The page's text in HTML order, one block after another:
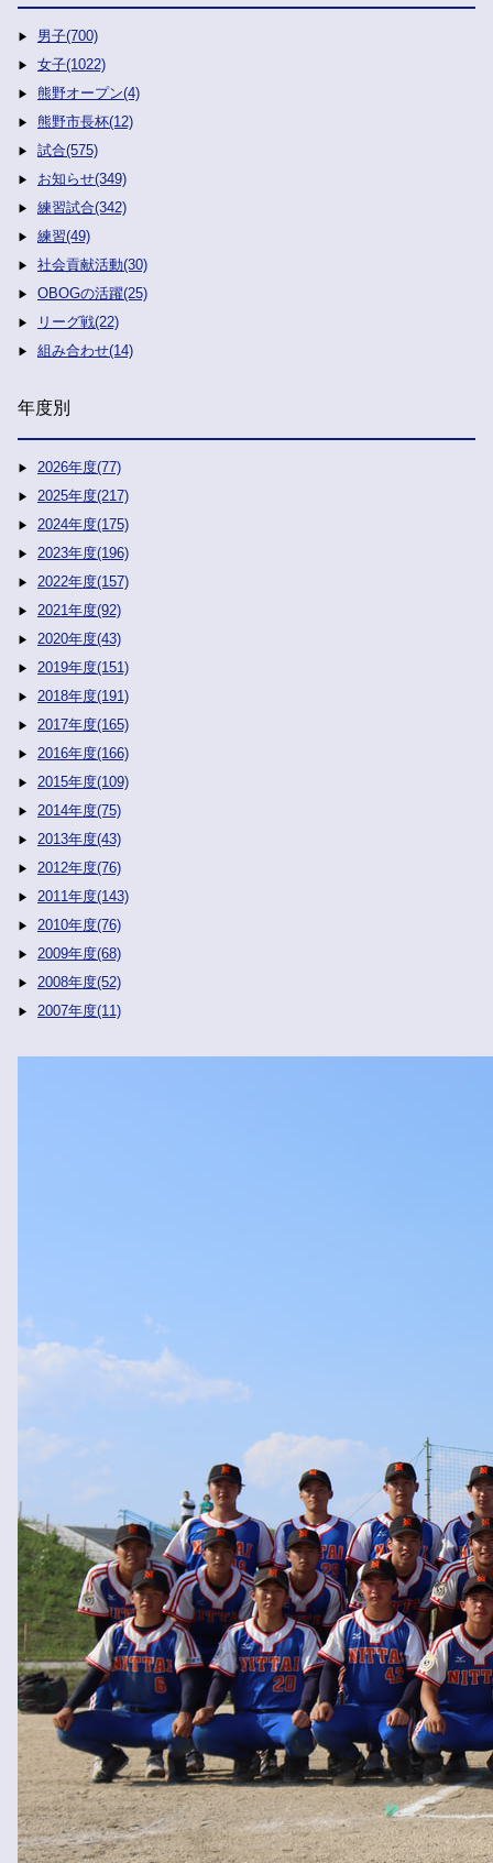
男子(700)
女子(1022)
熊野オープン(4)
熊野市長杯(12)
試合(575)
お知らせ(349)
練習試合(342)
練習(49)
社会貢献活動(30)
OBOGの活躍(25)
リーグ戦(22)
組み合わせ(14)
年度別
2026年度(77)
2025年度(217)
2024年度(175)
2023年度(196)
2022年度(157)
2021年度(92)
2020年度(43)
2019年度(151)
2018年度(191)
2017年度(165)
2016年度(166)
2015年度(109)
2014年度(75)
2013年度(43)
2012年度(76)
2011年度(143)
2010年度(76)
2009年度(68)
2008年度(52)
2007年度(11)